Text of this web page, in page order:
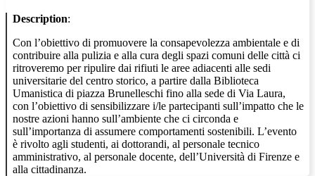
Description:
Con l’obiettivo di promuovere la consapevolezza ambientale e di
contribuire alla pulizia e alla cura degli spazi comuni delle città ci
ritroveremo per ripulire dai rifiuti le aree adiacenti alle sedi
universitarie del centro storico, a partire dalla Biblioteca
Umanistica di piazza Brunelleschi fino alla sede di Via Laura,
con l’obiettivo di sensibilizzare i/le partecipanti sull’impatto che le
nostre azioni hanno sull’ambiente che ci circonda e
sull’importanza di assumere comportamenti sostenibili. L’evento
è rivolto agli studenti, ai dottorandi, al personale tecnico
amministrativo, al personale docente, dell’Università di Firenze e
alla cittadinanza.